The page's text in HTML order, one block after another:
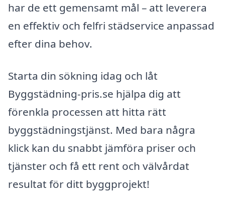
har de ett gemensamt mål – att leverera
en effektiv och felfri städservice anpassad
efter dina behov.
Starta din sökning idag och låt
Byggstädning-pris.se hjälpa dig att
förenkla processen att hitta rätt
byggstädningstjänst. Med bara några
klick kan du snabbt jämföra priser och
tjänster och få ett rent och välvårdat
resultat för ditt byggprojekt!